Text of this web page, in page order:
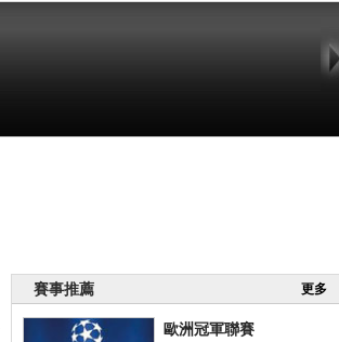
賽事推薦 更多
歐洲冠軍聯賽